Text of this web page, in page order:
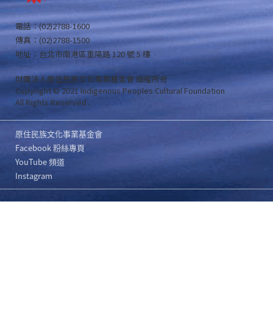
電話：(02)2788-1600
傳真：(02)2788-1500
地址：台北市南港區重陽路 120 號 5 樓
財團法人原住民族文化事業基金會 版權所有
Copyright © 2021 Indigenous Peoples Cultural Foundation
All Rights Reserved .
原住民族文化事業基金會
Facebook 粉絲專頁
YouTube 頻道
Instagram